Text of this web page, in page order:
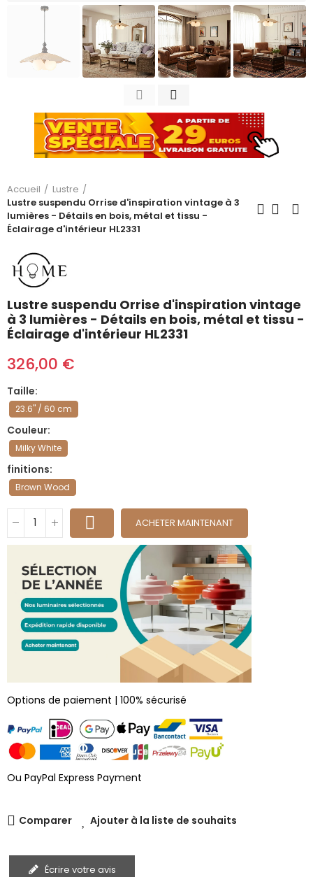
Accueil
Lustre
Lustre suspendu Orrise d'inspiration vintage à 3
lumières - Détails en bois, métal et tissu -
Éclairage d'intérieur HL2331
Lustre suspendu Orrise d'inspiration vintage
à 3 lumières - Détails en bois, métal et tissu -
Éclairage d'intérieur HL2331
326,00 €
Taille
23.6" / 60 cm
Couleur
Milky White
finitions
Brown Wood
ACHETER MAINTENANT
Options de paiement | 100% sécurisé
Ou PayPal Express Payment
Comparer Ajouter à la liste de souhaits
Écrire votre avis